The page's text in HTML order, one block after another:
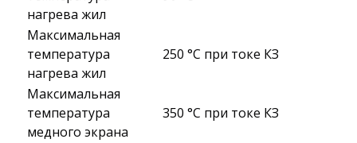
нагрева жил
Максимальная
температура
нагрева жил
250 °C при токе КЗ
Максимальная
температура
медного экрана
350 °C при токе КЗ